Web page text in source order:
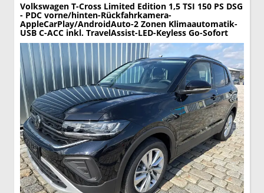
Volkswagen T-Cross Limited Edition 1,5 TSI 150 PS DSG
- PDC vorne/hinten-Rückfahrkamera-
AppleCarPlay/AndroidAuto-2 Zonen Klimaautomatik-
USB C-ACC inkl. TravelAssist-LED-Keyless Go-Sofort